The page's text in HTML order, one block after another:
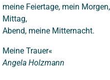
meine Feiertage, mein Morgen,
Mittag,
Abend, meine Mitternacht.
Meine Trauer«
Angela Holzmann